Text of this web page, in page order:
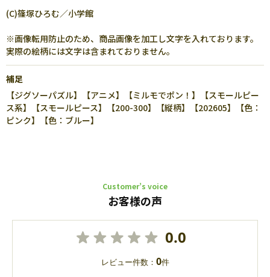
(C)篠塚ひろむ／小学館
※画像転用防止のため、商品画像を加工し文字を入れております。
実際の絵柄には文字は含まれておりません。
補足
【ジグソーパズル】【アニメ】【ミルモでポン！】【スモールピー
ス系】【スモールピース】【200-300】【縦柄】【202605】【色：
ピンク】【色：ブルー】
Customer’s voice
お客様の声
0.0
レビュー件数： 0件